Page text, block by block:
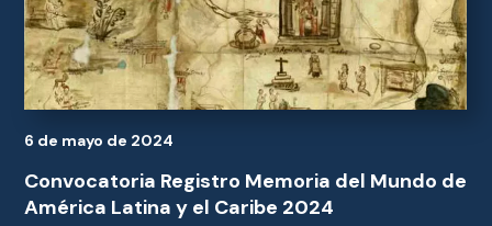
6 de mayo de 2024
Convocatoria Registro Memoria del Mundo de
América Latina y el Caribe 2024